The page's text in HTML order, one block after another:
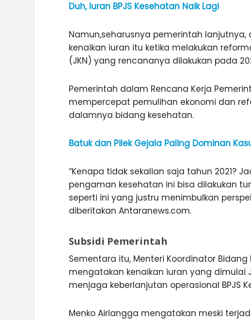
Duh, Iuran BPJS Kesehatan Naik Lagi
Namun,seharusnya pemerintah
kenaikan iuran itu ketika melakukan
(JKN) yang rencananya dilakukan pada
Pemerintah dalam Rencana Kerja
mempercepat pemulihan ekonomi dan
dalamnya bidang kesehatan.
Batuk dan Pilek Gejala Paling Dominan
“Kenapa tidak sekalian saja tahun 2021?
pengaman kesehatan ini bisa dilakukan
seperti ini yang justru menimbulkan
diberitakan Antaranews.com.
Subsidi Pemerintah
Sementara itu, Menteri Koordinator
mengatakan kenaikan iuran yang dimulai
menjaga keberlanjutan operasional BPJS
Menko Airlangga mengatakan meski
MANIS, LEGIT, DAN PAHIT, NIKMATNYA